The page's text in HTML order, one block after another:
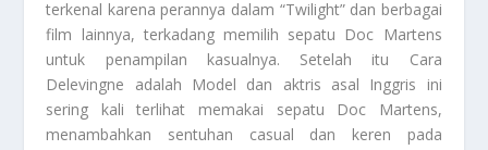
terkenal karena perannya dalam “Twilight” dan berbagai
film lainnya, terkadang memilih sepatu Doc Martens
untuk penampilan kasualnya. Setelah itu Cara
Delevingne adalah Model dan aktris asal Inggris ini
sering kali terlihat memakai sepatu Doc Martens,
menambahkan sentuhan casual dan keren pada